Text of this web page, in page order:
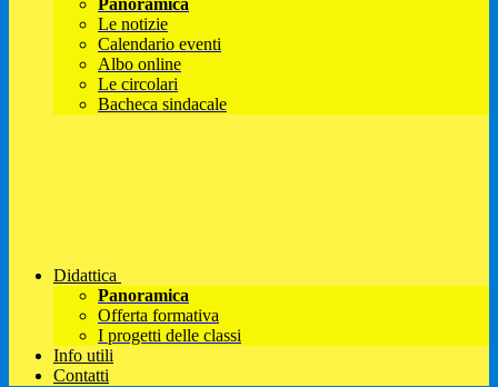
Panoramica
Le notizie
Calendario eventi
Albo online
Le circolari
Bacheca sindacale
Didattica
Panoramica
Offerta formativa
I progetti delle classi
Info utili
Contatti